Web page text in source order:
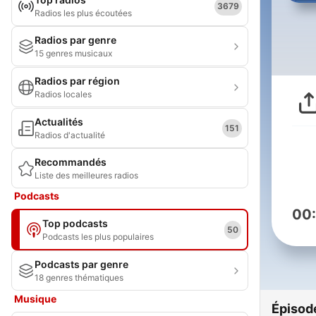
Radios les plus écoutées
3679
Radios par genre
15 genres musicaux
Radios par région
Radios locales
Actualités
Radios d'actualité
151
Recommandés
Liste des meilleures radios
Podcasts
Top podcasts
Podcasts les plus populaires
50
Podcasts par genre
18 genres thématiques
Musique